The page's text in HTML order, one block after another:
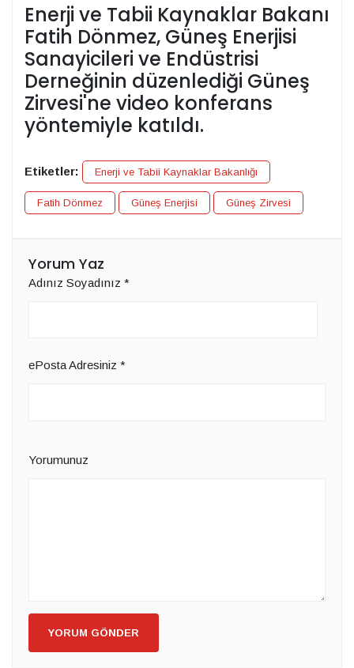
Enerji ve Tabii Kaynaklar Bakanı
Fatih Dönmez, Güneş Enerjisi
Sanayicileri ve Endüstrisi
Derneğinin düzenlediği Güneş
Zirvesi'ne video konferans
yöntemiyle katıldı.
Etiketler: Enerji ve Tabii Kaynaklar Bakanlığı
Fatih Dönmez Güneş Enerjisi Güneş Zirvesi
Yorum Yaz
Adınız Soyadınız *
ePosta Adresiniz *
Yorumunuz
YORUM GÖNDER